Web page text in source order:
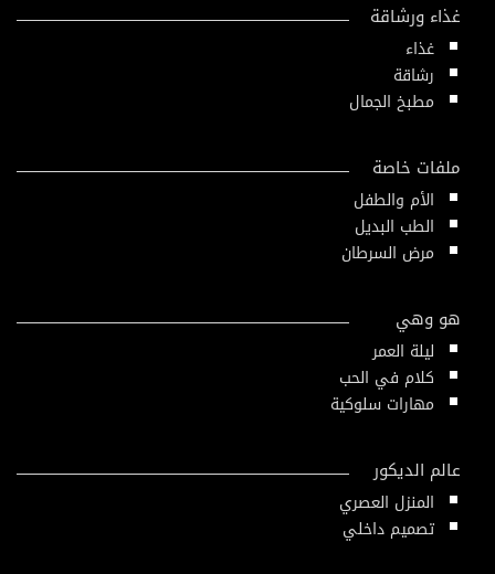
غذاء ورشاقة
غذاء
رشاقة
مطبخ الجمال
ملفات خاصة
الأم والطفل
الطب البديل
مرض السرطان
هو وهي
ليلة العمر
كلام في الحب
مهارات سلوكية
عالم الديكور
المنزل العصري
تصميم داخلي